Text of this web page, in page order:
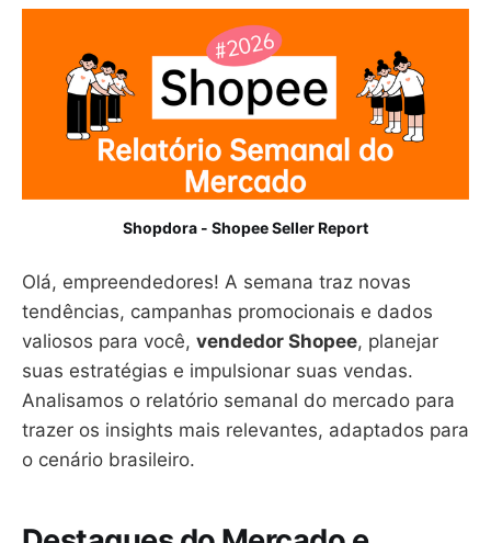
Shopdora - Shopee Seller Report
Olá, empreendedores! A semana traz novas
tendências, campanhas promocionais e dados
valiosos para você, vendedor Shopee, planejar
suas estratégias e impulsionar suas vendas.
Analisamos o relatório semanal do mercado para
trazer os insights mais relevantes, adaptados para
o cenário brasileiro.